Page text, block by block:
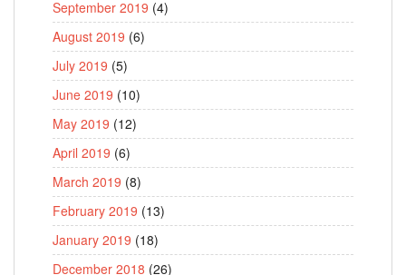
September 2019 (4)
August 2019 (6)
July 2019 (5)
June 2019 (10)
May 2019 (12)
April 2019 (6)
March 2019 (8)
February 2019 (13)
January 2019 (18)
December 2018 (26)